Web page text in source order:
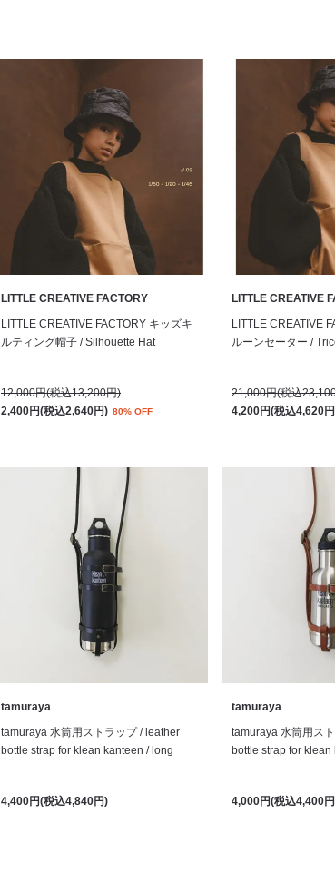
LITTLE CREATIVE FACTORY
LITTLE CREATIVE FACTORY キッズキ
ルティング帽子 / Silhouette Hat
12,000円(税込13,200円)
2,400円(税込2,640円) 80% OFF
LITTLE CREATIVE
LITTLE CREATIVE
ルーンセーター /
21,000円(税込
4,200円(税込4,620
tamuraya
tamuraya 水筒用ストラップ / leather
bottle strap for klean kanteen / long
4,400円(税込4,840円)
tamuraya
tamuraya 水筒用ス
bottle strap for
4,000円(税込4,400